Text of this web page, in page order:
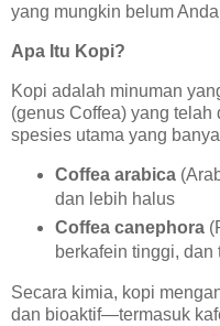
yang mungkin belum
Apa Itu Kopi?
Kopi adalah minuman
(genus Coffea) yang
spesies utama yang
Coffea arabica
dan lebih halus
Coffea canephora
berkafein tinggi, dan
Secara kimia, kopi
dan bioaktif—termasuk